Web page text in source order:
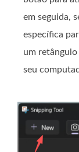
em seguida,
específica
um
seu